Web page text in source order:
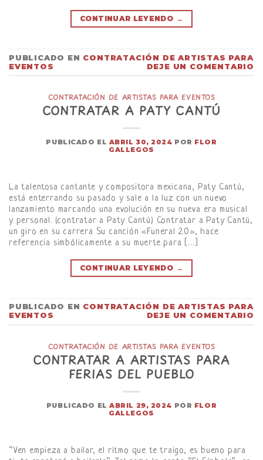
CONTINUAR LEYENDO →
PUBLICADO EN CONTRATACIÓN DE ARTISTAS PARA
EVENTOS
DEJE UN COMENTARIO
CONTRATACIÓN DE ARTISTAS PARA EVENTOS
CONTRATAR A PATY CANTÚ
PUBLICADO EL ABRIL 30, 2024 POR FLOR
GALLEGOS
La talentosa cantante y compositora mexicana, Paty Cantú,
está enterrando su pasado y sale a la luz con un nuevo
lanzamiento marcando una evolución en su nueva era musical
y personal. (contratar a Paty Cantú) Contratar a Paty Cantú,
un giro en su carrera Su canción «Funeral 2.0», hace
referencia simbólicamente a su muerte para […]
CONTINUAR LEYENDO →
PUBLICADO EN CONTRATACIÓN DE ARTISTAS PARA
EVENTOS
DEJE UN COMENTARIO
CONTRATACIÓN DE ARTISTAS PARA EVENTOS
CONTRATAR A ARTISTAS PARA
FERIAS DEL PUEBLO
PUBLICADO ELABRIL 29, 2024 POR FLOR
GALLEGOS
“Ven empieza a bailar, el ritmo que te traigo, es bueno para